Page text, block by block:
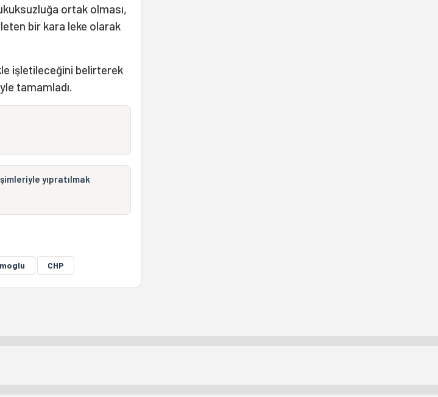
ortak olması,
bir kara leke olarak
işletileceğini belirterek
tamamladı.
yıpratılmak
CHP